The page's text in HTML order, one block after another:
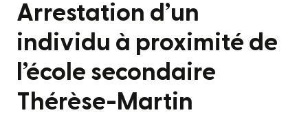
Arrestation d’un
individu à proximité de
l’école secondaire
Thérèse-Martin